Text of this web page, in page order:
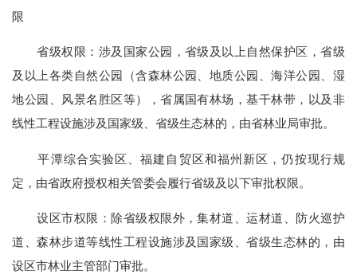
限
省级权限：涉及国家公园，省级及以上自然保护区，省级
及以上各类自然公园（含森林公园、地质公园、海洋公园、湿
地公园、风景名胜区等），省属国有林场，基干林带，以及非
线性工程设施涉及国家级、省级生态林的，由省林业局审批。
平潭综合实验区、福建自贸区和福州新区，仍按现行规
定，由省政府授权相关管委会履行省级及以下审批权限。
设区市权限：除省级权限外，集材道、运材道、防火巡护
道、森林步道等线性工程设施涉及国家级、省级生态林的，由
设区市林业主管部门审批。